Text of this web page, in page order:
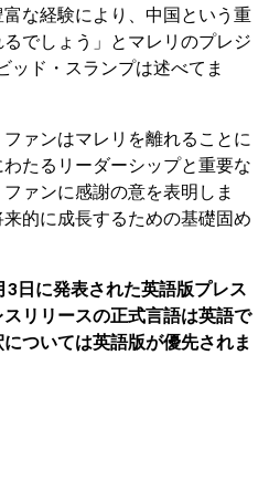
な経験により、中国という重
でしょう」とマレリのプレジ
ッド・スランプは述べてま
ァンはマレリを離れることに
たるリーダーシップと重要な
ァンに感謝の意を表明しま
的に成長するための基礎固め
日に発表された英語版プレス
リリースの正式言語は英語で
ついては英語版が優先されま